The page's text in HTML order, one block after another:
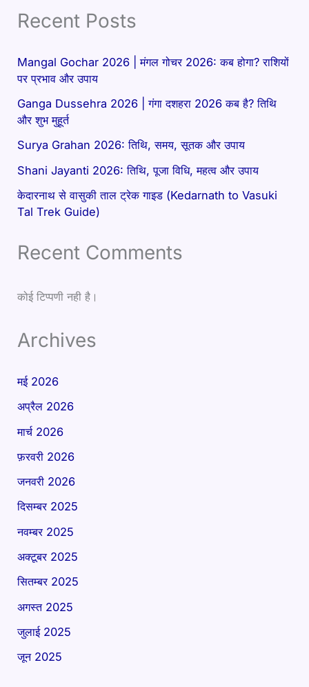
Recent Posts
Mangal Gochar 2026 | मंगल गोचर 2026: कब होगा? राशियों
पर प्रभाव और उपाय
Ganga Dussehra 2026 | गंगा दशहरा 2026 कब है? तिथि
और शुभ मुहूर्त
Surya Grahan 2026: तिथि, समय, सूतक और उपाय
Shani Jayanti 2026: तिथि, पूजा विधि, महत्व और उपाय
केदारनाथ से वासुकी ताल ट्रेक गाइड (Kedarnath to Vasuki
Tal Trek Guide)
Recent Comments
कोई टिप्पणी नही है।
Archives
मई 2026
अप्रैल 2026
मार्च 2026
फ़रवरी 2026
जनवरी 2026
दिसम्बर 2025
नवम्बर 2025
अक्टूबर 2025
सितम्बर 2025
अगस्त 2025
जुलाई 2025
जून 2025